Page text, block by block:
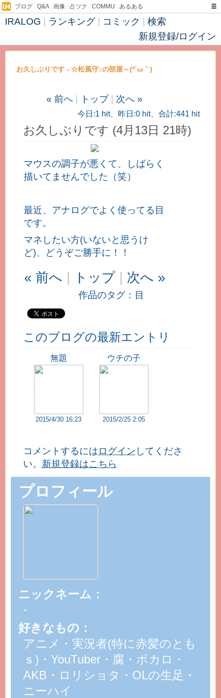
ブログ Q&A| 画像 占ツク COMMU あるある
IRALOG ランキング コミック
検索
新規登録/ログイン
お久しぶりです - ☆松風守♪の部屋～(*´ω｀)
« 前へ トップ 次へ »
今日:1 hit、昨日:0 hit、合計:441 hit
お久しぶりです (4月13日 21時)
マウスの調子が悪くて、しばらく
描いてませんでした（笑）
最近、アナログでよく使ってる目
です。
マネしたい方(いないと思うけ
ど)、どうぞご勝手に！！
« 前へ トップ 次へ »
作品のタグ： 目
このブログの最新エントリ
無題
2015/4/30 16:23
ウチの子
2015/2/25 2:05
コメントするにはログイン してくださ
い。 新規登録はこちら
プロフィール
ニックネーム：
-
好きなもの：
アニメ・実況者(特に赤髪のとも
ｓ)・YouTuber・腐・ボカロ・
AKB・ロリショタ・OLの生足・
ニーハイ